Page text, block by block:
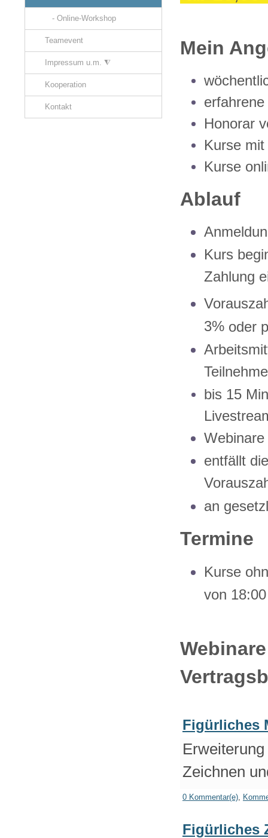
- Online-Workshop
Teamevent
Impressum u.m. ⧨
Kooperation
Kontakt
Mein
Honorar
Kurse
Kurse
Ablauf
Kurs
Zahlung
3% oder
bis 15
entfällt
an
Termine
Kurse
von
Figürliches
Zeichnen
0 Kommentar(e)
Figürliches